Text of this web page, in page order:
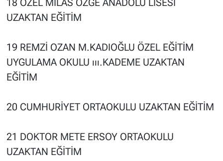
18 ÖZEL MİLAS ÖZGE ANADOLU LİSESİ
UZAKTAN EĞİTİM
19 REMZİ OZAN M.KADIOĞLU ÖZEL EĞİTİM
UYGULAMA OKULU ııı.KADEME UZAKTAN
EĞİTİM
20 CUMHURİYET ORTAOKULU UZAKTAN EĞİTİM
21 DOKTOR METE ERSOY ORTAOKULU
UZAKTAN EĞİTİM